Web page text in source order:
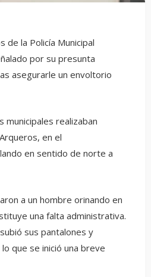
de la Policía Municipal
por su presunta
asegurarle un envoltorio
municipales realizaban
en el
en sentido de norte a
a un hombre orinando en
una falta administrativa.
sus pantalones y
que se inició una breve